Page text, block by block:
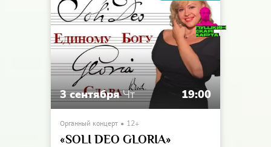
3 сентября Чт 19:00
Органный концерт 12+
«SOLI DEO GLORIA»